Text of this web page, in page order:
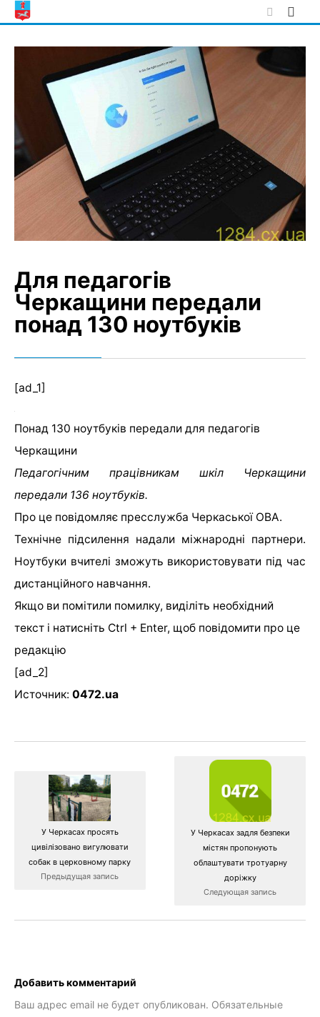
Skip
to
Для педагогів
Черкащини передали
понад 130 ноутбуків
[ad_1]
Понад 130 ноутбуків передали для педагогів
Черкащини
Педагогічним працівникам шкіл Черкащини
передали 136 ноутбуків.
Про це повідомляє пресслужба Черкаської ОВА.
Технічне підсилення надали міжнародні партнери.
Ноутбуки вчителі зможуть використовувати під час
дистанційного навчання.
Якщо ви помітили помилку, виділіть необхідний
текст і натисніть Ctrl + Enter, щоб повідомити про це
редакцію
[ad_2]
Источник: 0472.ua
У Черкасах просять
цивілізовано вигулювати
собак в церковному парку
Предыдущая запись
У Черкасах задля безпеки
містян пропонують
облаштувати тротуарну
доріжку
Следующая запись
Добавить комментарий
Ваш адрес email не будет опубликован. Обязательные